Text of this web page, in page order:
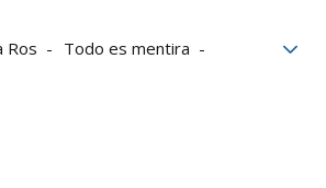
Ros
Todo es mentira